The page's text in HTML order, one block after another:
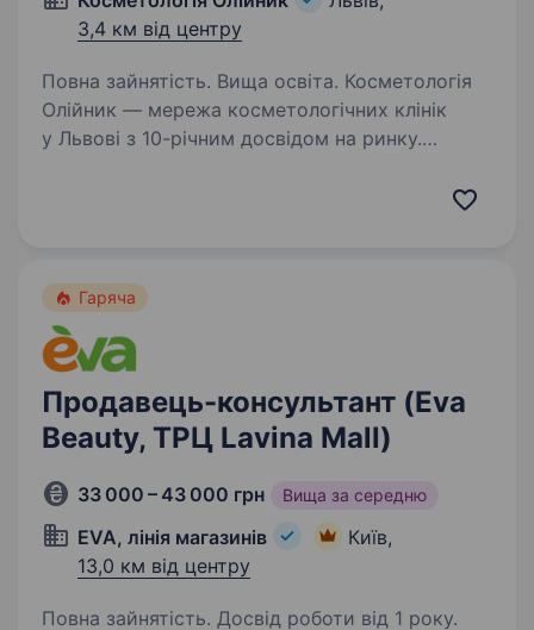
3,4 км від центру
Повна зайнятість. Вища освіта. Косметологія
Олійник — мережа косметологічних клінік
у Львові з 10-річним досвідом на ринку.
дерматокосметології, естетичної медицини
Гаряча
Продавець-консультант (Eva
Beauty, ТРЦ Lavina Mall)
33 000 – 43 000 грн Вища за середню
EVA, лінія магазинів
Київ,
13,0 км від центру
Повна зайнятість. Досвід роботи від 1 року.